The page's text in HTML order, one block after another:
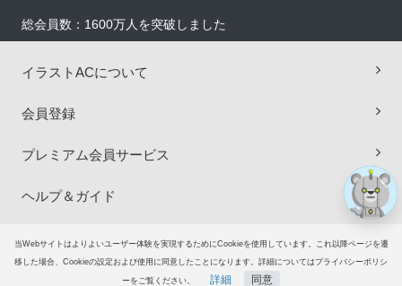
当Webサイトはよりよいユーザー体験を実現するためにCookieを使用しています。これ以降ページを遷
移した場合、Cookieの設定および使用に同意したことになります。詳細についてはプライバシーポリシ
ーをご覧ください。 詳細 同意
総会員数：1600万人を突破しました
イラストACについて
会員登録
プレミアム会員サービス
ヘルプ＆ガイド
グループサイト
ご意見・ご要望